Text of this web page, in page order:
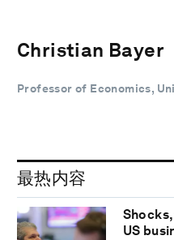
Christian Bayer
Professor of Economics,
最热内容
US